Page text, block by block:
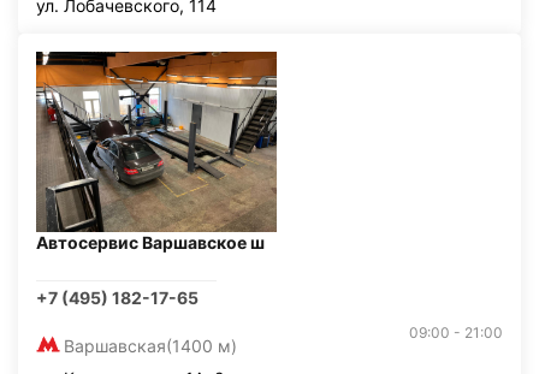
ул. Лобачевского, 114
Автосервис Варшавское ш
+7 (495) 182-17-65
Варшавская(1400 м)
09:00 - 21:00